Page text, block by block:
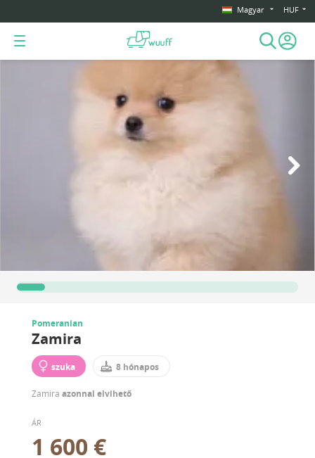
Magyar HUF
Pomeranian
Zamira
szuka 8 hónapos
Zamira azonnal elvihető
ÁR
1 600 €